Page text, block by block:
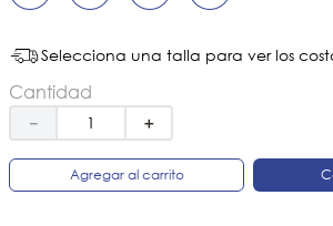
Selecciona una talla para ver los
Cantidad
＋
－
Agregar al carrito